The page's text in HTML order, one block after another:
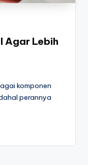
Agar Lebih
komponen
perannya